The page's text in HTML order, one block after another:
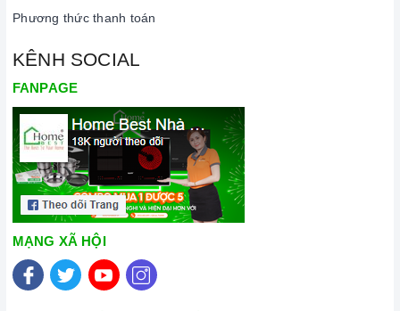
Phương thức thanh toán
KÊNH SOCIAL
FANPAGE
MẠNG XÃ HỘI